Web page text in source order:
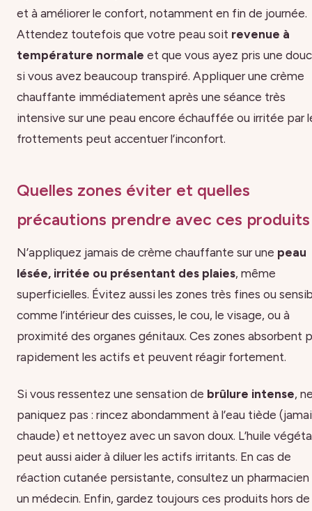
et à améliorer le confort, notamment en fin de journée.
Attendez toutefois que votre peau soit revenue à
température normale et que vous ayez pris une
si vous avez beaucoup transpiré. Appliquer une crème
chauffante immédiatement après une séance très
intensive sur une peau encore échauffée ou irritée par
frottements peut accentuer l’inconfort.
Quelles zones éviter et quelles
précautions prendre avec ces produits
N’appliquez jamais de crème chauffante sur une peau
lésée, irritée ou présentant des plaies, même
superficielles. Évitez aussi les zones très fines ou
comme l’intérieur des cuisses, le cou, le visage, ou à
proximité des organes génitaux. Ces zones absorbent
rapidement les actifs et peuvent réagir fortement.
Si vous ressentez une sensation de brûlure intense,
paniquez pas : rincez abondamment à l’eau tiède
chaude) et nettoyez avec un savon doux. L’huile
peut aussi aider à diluer les actifs irritants. En cas de
réaction cutanée persistante, consultez un pharmacien
un médecin. Enfin, gardez toujours ces produits hors de